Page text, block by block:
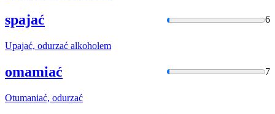
spajać 6
Upajać, odurzać alkoholem
omamiać 7
Otumaniać, odurzać